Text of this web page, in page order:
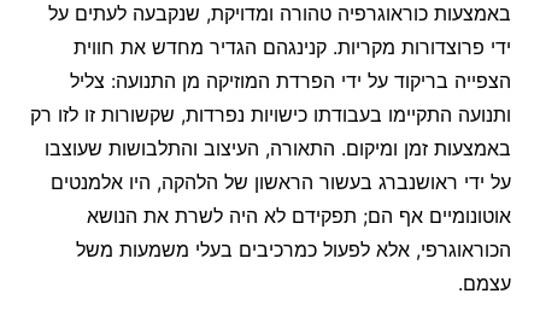
באמצעות כוראוגרפיה טהורה ומדויקת, שנקבעה לעתים על
ידי פרוצדורות מקריות. קנינגהם הגדיר מחדש את חווית
הצפייה בריקוד על ידי הפרדת המוזיקה מן התנועה: צליל
ותנועה התקיימו בעבודתו כישויות נפרדות, שקשורות זו לזו רק
באמצעות זמן ומיקום. התאורה, העיצוב והתלבושות שעוצבו
על ידי ראושנברג בעשור הראשון של הלהקה, היו אלמנטים
אוטונומיים אף הם; תפקידם לא היה לשרת את הנושא
הכוראוגרפי, אלא לפעול כמרכיבים בעלי משמעות משל
עצמם.